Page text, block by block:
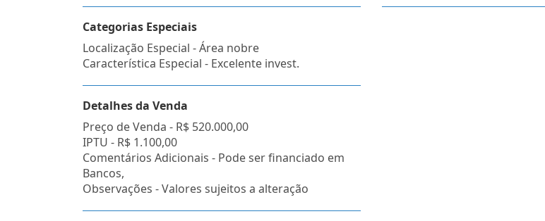
Categorias Especiais
Localização Especial - Área nobre
Característica Especial - Excelente invest.
Detalhes da Venda
Preço de Venda - R$ 520.000,00
IPTU - R$ 1.100,00
Comentários Adicionais - Pode ser financiado em
Bancos,
Observações - Valores sujeitos a alteração